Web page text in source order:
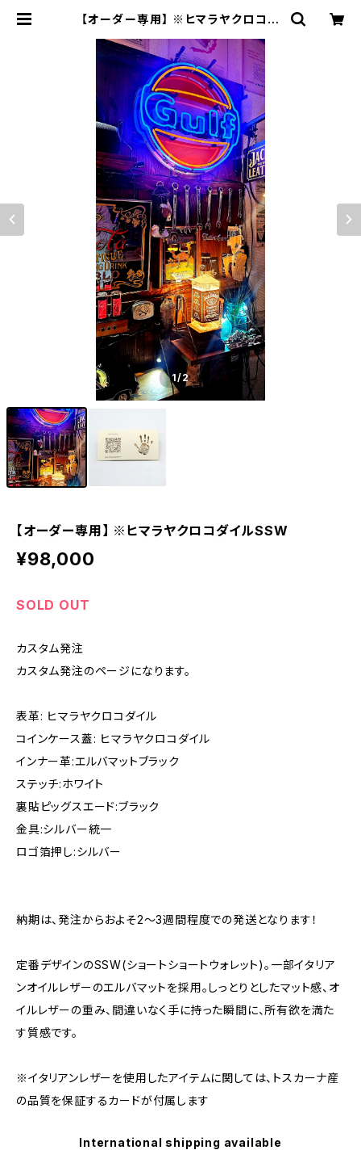
【オーダー専用】 ※ヒマラヤクロコダ
R.CO
1/2
【オーダー専用】 ※ヒマラヤクロコダイルSSW
¥98,000
SOLD OUT
カスタム発注
カスタム発注のページになります。
表革: ヒマラヤクロコダイル
コインケース蓋: ヒマラヤクロコダイル
インナー革:エルバマットブラック
ステッチ:ホワイト
裏貼ピッグスエード:ブラック
金具:シルバー統一
ロゴ箔押し:シルバー
納期は、発注からおよそ2～3週間程度での発送となります！
定番デザインのSSW(ショートショートウォレット)。一部イタリア
ンオイルレザーのエルバマットを採用。しっとりとしたマット感、オ
イルレザーの重み、間違いなく手に持った瞬間に、所有欲を満た
す質感です。
※イタリアンレザーを使用したアイテムに関しては、トスカーナ産
の品質を保証するカードが付属します
International shipping available